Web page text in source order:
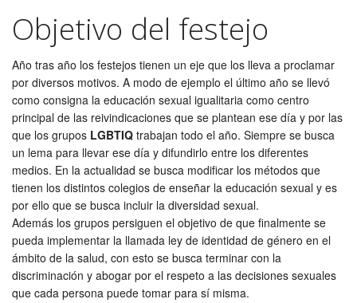
Objetivo del festejo
Año tras año los festejos tienen un eje que los lleva a proclamar
por diversos motivos. A modo de ejemplo el último año se llevó
como consigna la educación sexual igualitaria como centro
principal de las reivindicaciones que se plantean ese día y por las
que los grupos LGBTIQ trabajan todo el año. Siempre se busca
un lema para llevar ese día y difundirlo entre los diferentes
medios. En la actualidad se busca modificar los métodos que
tienen los distintos colegios de enseñar la educación sexual y es
por ello que se busca incluir la diversidad sexual.
Además los grupos persiguen el objetivo de que finalmente se
pueda implementar la llamada ley de identidad de género en el
ámbito de la salud, con esto se busca terminar con la
discriminación y abogar por el respeto a las decisiones sexuales
que cada persona puede tomar para sí misma.